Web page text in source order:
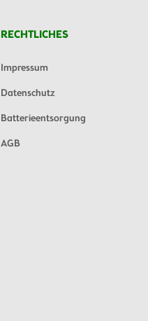
RECHTLICHES
Impressum
Datenschutz
Batterieentsorgung
AGB